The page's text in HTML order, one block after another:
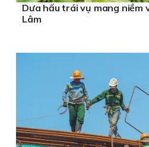
Dưa hấu trái vụ mang niềm
Lâm